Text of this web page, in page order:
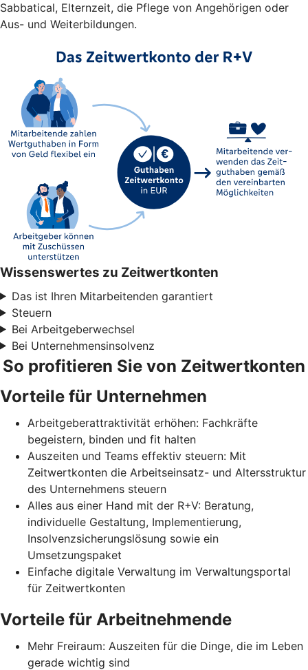
Sabbatical, Elternzeit, die Pflege von Angehörigen oder
Aus- und Weiterbildungen.
Wissenswertes zu Zeitwertkonten
Das ist Ihren Mitarbeitenden garantiert
Steuern
Bei Arbeitgeberwechsel
Bei Unternehmensinsolvenz
So profitieren Sie von Zeitwertkonten
Vorteile für Unternehmen
Arbeitgeberattraktivität erhöhen: Fachkräfte
begeistern, binden und fit halten
Auszeiten und Teams effektiv steuern: Mit
Zeitwertkonten die Arbeitseinsatz- und Altersstruktur
des Unternehmens steuern
Alles aus einer Hand mit der R+V: Beratung,
individuelle Gestaltung, Implementierung,
Insolvenzsicherungslösung sowie ein
Umsetzungspaket
Einfache digitale Verwaltung im Verwaltungsportal
für Zeitwertkonten
Vorteile für Arbeitnehmende
Mehr Freiraum: Auszeiten für die Dinge, die im Leben
gerade wichtig sind